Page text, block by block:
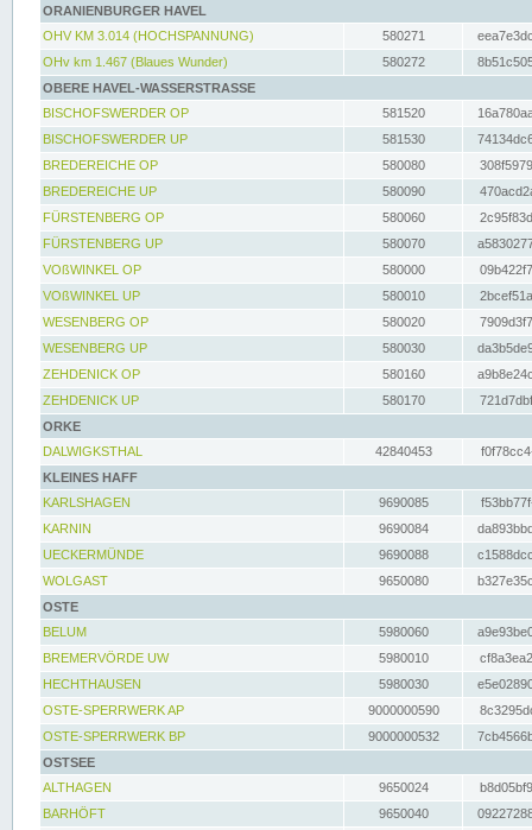
ORANIENBURGER HAVEL
OHV KM 3.014 (HOCHSPANNUNG)
580271
OHv km 1.467 (Blaues Wunder)
580272
OBERE HAVEL-WASSERSTRASSE
BISCHOFSWERDER OP
581520
BISCHOFSWERDER UP
581530
BREDEREICHE OP
580080
BREDEREICHE UP
580090
FÜRSTENBERG OP
580060
FÜRSTENBERG UP
580070
VOßWINKEL OP
580000
VOßWINKEL UP
580010
WESENBERG OP
580020
WESENBERG UP
580030
ZEHDENICK OP
580160
ZEHDENICK UP
580170
ORKE
DALWIGKSTHAL
42840453
KLEINES HAFF
KARLSHAGEN
9690085
KARNIN
9690084
UECKERMÜNDE
9690088
WOLGAST
9650080
OSTE
BELUM
5980060
BREMERVÖRDE UW
5980010
HECHTHAUSEN
5980030
OSTE-SPERRWERK AP
9000000590
OSTE-SPERRWERK BP
9000000532
OSTSEE
ALTHAGEN
9650024
BARHÖFT
9650040